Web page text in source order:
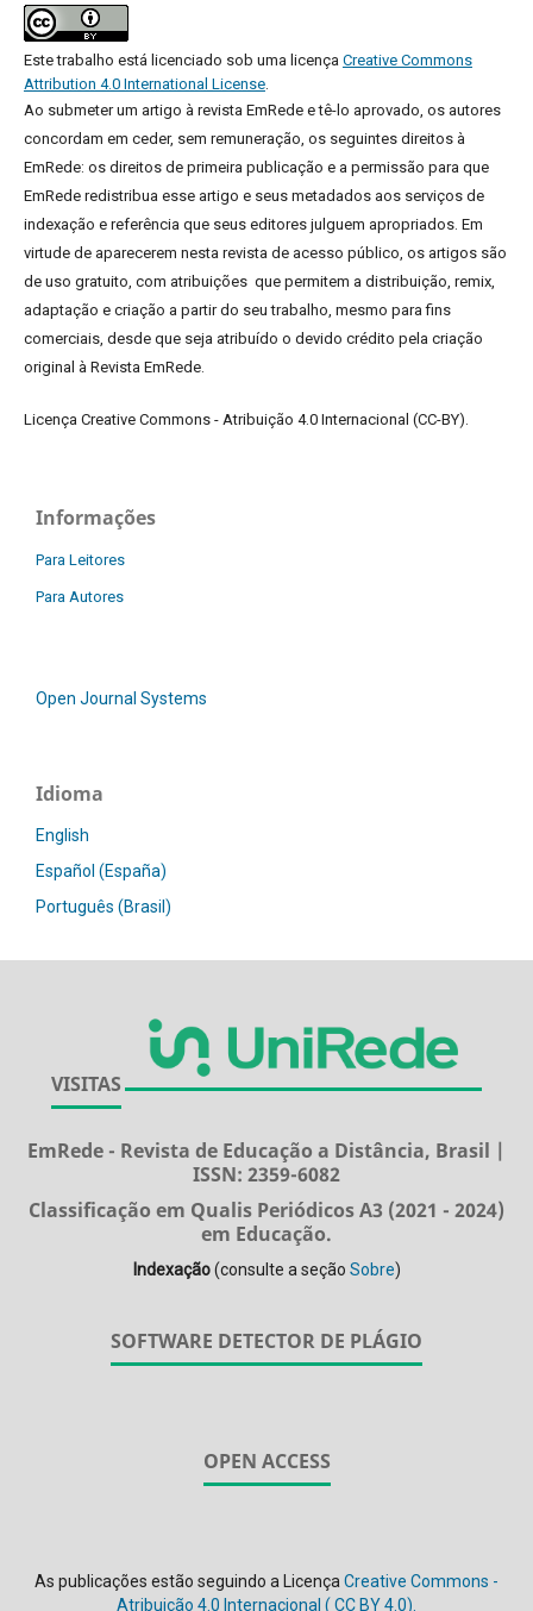
Este trabalho está licenciado sob uma licença Creative Commons
Attribution 4.0 International License.
Ao submeter um artigo à revista EmRede e tê-lo aprovado, os autores
concordam em ceder, sem remuneração, os seguintes direitos à
EmRede: os direitos de primeira publicação e a permissão para que
EmRede redistribua esse artigo e seus metadados aos serviços de
indexação e referência que seus editores julguem apropriados. Em
virtude de aparecerem nesta revista de acesso público, os artigos são
de uso gratuito, com atribuições que permitem a distribuição, remix,
adaptação e criação a partir do seu trabalho, mesmo para fins
comerciais, desde que seja atribuído o devido crédito pela criação
original à Revista EmRede.
Licença Creative Commons - Atribuição 4.0 Internacional (CC-BY).
Informações
Para Leitores
Para Autores
Open Journal Systems
Idioma
English
Español (España)
Português (Brasil)
VISITAS
EmRede - Revista de Educação a Distância, Brasil |
ISSN: 2359-6082
Classificação em Qualis Periódicos A3 (2021 - 2024)
em Educação.
Indexação(consulte a seção Sobre)
SOFTWARE DETECTOR DE PLÁGIO
OPEN ACCESS
As publicações estão seguindo a Licença Creative Commons -
Atribuição 4.0 Internacional ( CC BY 4.0).